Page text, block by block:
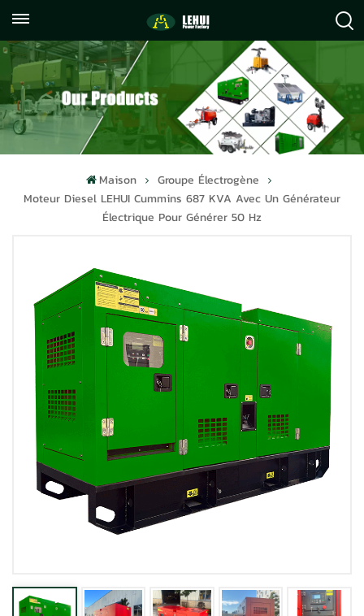
059122071372
info@lehuipowerfactory.com
Maison
Groupe Électrogène
Moteur Diesel LEHUI Cummins 687 KVA Avec Un Générateur
Électrique Pour Générer 50 Hz